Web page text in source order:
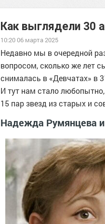
Как выглядели 30
10:20 06 марта 2025
Недавно мы в очередной
вопросом, сколько же лет
снималась в «Девчатах» в
И тут нам стало
15 пар звезд из старых и
Надежда Румянцева